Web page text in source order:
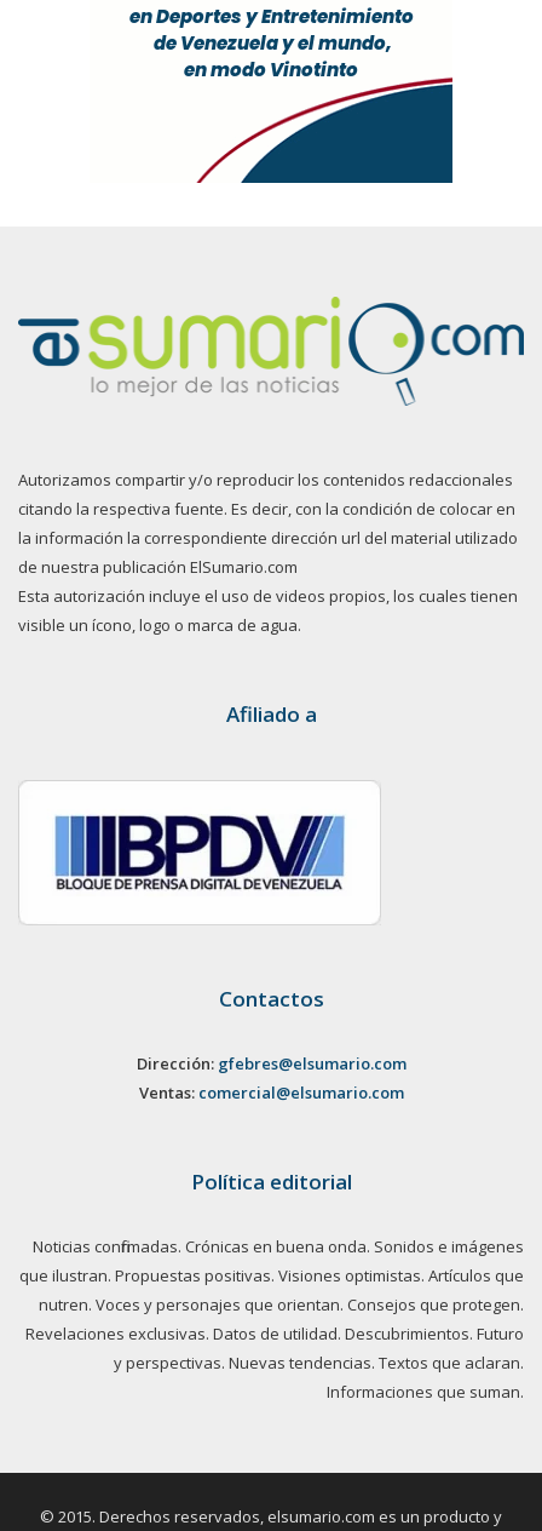
Autorizamos compartir y/o reproducir los contenidos redaccionales
citando la respectiva fuente. Es decir, con la condición de colocar en
la información la correspondiente dirección url del material utilizado
de nuestra publicación ElSumario.com
Esta autorización incluye el uso de videos propios, los cuales tienen
visible un ícono, logo o marca de agua.
Afiliado a
Contactos
Dirección: gfebres@elsumario.com
Ventas: comercial@elsumario.com
Política editorial
Noticias confirmadas. Crónicas en buena onda. Sonidos e imágenes
que ilustran. Propuestas positivas. Visiones optimistas. Artículos que
nutren. Voces y personajes que orientan. Consejos que protegen.
Revelaciones exclusivas. Datos de utilidad. Descubrimientos. Futuro
y perspectivas. Nuevas tendencias. Textos que aclaran.
Informaciones que suman.
© 2015. Derechos reservados, elsumario.com es un producto y